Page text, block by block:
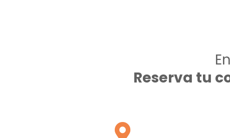
Reserva tu